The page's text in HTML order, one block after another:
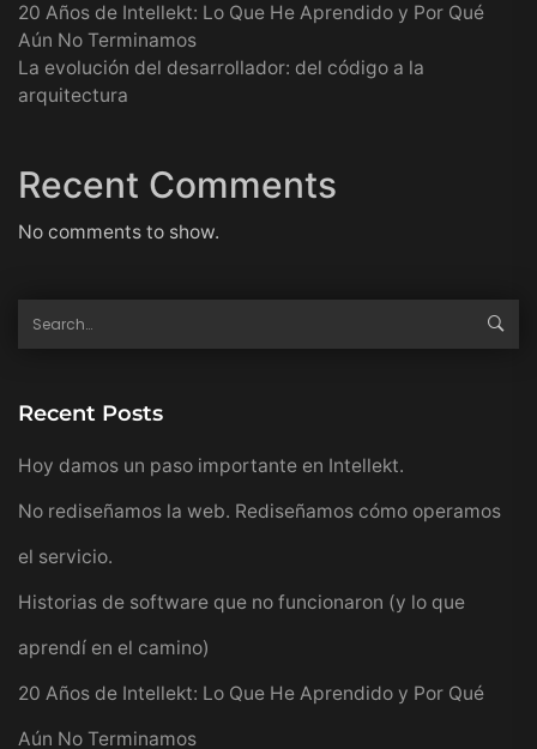
20 Años de Intellekt: Lo Que He Aprendido y Por Qué
Aún No Terminamos
La evolución del desarrollador: del código a la
arquitectura
Recent Comments
No comments to show.
Recent Posts
Hoy damos un paso importante en Intellekt.
No rediseñamos la web. Rediseñamos cómo operamos
el servicio.
Historias de software que no funcionaron (y lo que
aprendí en el camino)
20 Años de Intellekt: Lo Que He Aprendido y Por Qué
Aún No Terminamos